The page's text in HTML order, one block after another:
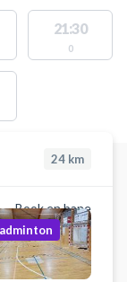
21:30
0
24 km
Book en bane